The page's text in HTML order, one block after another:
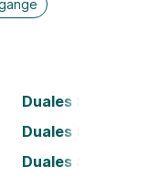
Duales Studium
Duales Studium
Duales Studium